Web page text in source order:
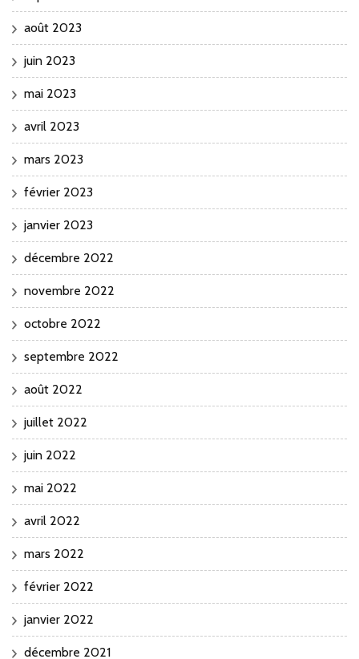
août 2023
juin 2023
mai 2023
avril 2023
mars 2023
février 2023
janvier 2023
décembre 2022
novembre 2022
octobre 2022
septembre 2022
août 2022
juillet 2022
juin 2022
mai 2022
avril 2022
mars 2022
février 2022
janvier 2022
décembre 2021